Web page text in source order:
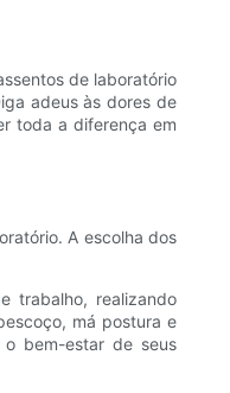
de laboratório
adeus às dores de
toda a diferença em
A escolha dos
trabalho, realizando
má postura e
bem-estar de seus